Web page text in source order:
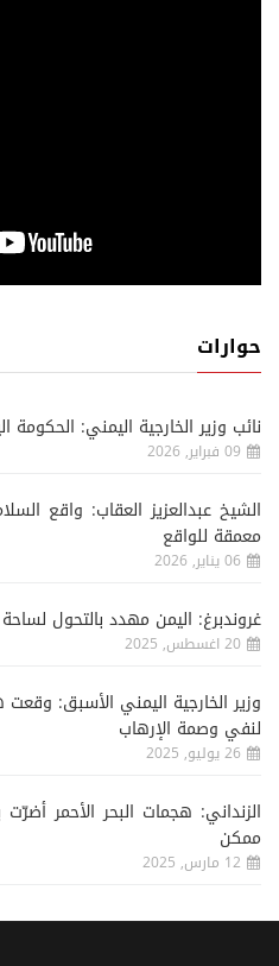
حوارات
نائب وزير الخارجية اليمني:
09 فبراير, 2026
الشيخ عبدالعزيز العقاب: واقع
معمقة للواقع
06 يناير, 2026
غروندبرغ: اليمن مهدد بالتحول
20 اغسطس, 2025
وزير الخارجية اليمني الأسبق:
لنفي وصمة الإرهاب
26 يوليو, 2025
الزنداني: هجمات البحر الأحمر
ممكن
12 مارس, 2025